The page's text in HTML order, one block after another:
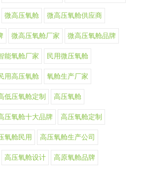
微高压氧舱 微高压氧舱供应商
微高压氧舱厂家 微高压氧舱品牌
能氧舱厂家 民用微压氧舱
用高压氧舱 氧舱生产厂家
低压氧舱定制 高压氧舱
压氧舱十大品牌 高压氧舱定制
氧舱民用 高压氧舱生产公司
高压氧舱设计 高原氧舱品牌